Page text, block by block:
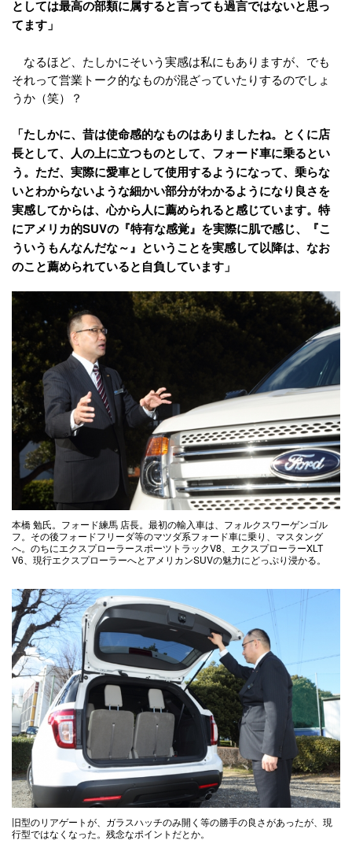
としては最高の部類に属すると言っても過言ではないと思っ
てます」
なるほど、たしかにそいう実感は私にもありますが、でも
それって営業トーク的なものが混ざっていたりするのでしょ
うか（笑）？
「たしかに、昔は使命感的なものはありましたね。とくに店
長として、人の上に立つものとして、フォード車に乗るとい
う。ただ、実際に愛車として使用するようになって、乗らな
いとわからないような細かい部分がわかるようになり良さを
実感してからは、心から人に薦められると感じています。特
にアメリカ的SUVの『特有な感覚』を実際に肌で感じ、『こ
ういうもんなんだな～』ということを実感して以降は、なお
のこと薦められていると自負しています」
本橋 勉氏。フォード練馬 店長。最初の輸入車は、フォルクスワーゲンゴル
フ。その後フォードフリーダ等のマツダ系フォード車に乗り、マスタング
へ。のちにエクスプローラースポーツトラックV8、エクスプローラーXLT
V6、現行エクスプローラーへとアメリカンSUVの魅力にどっぷり浸かる。
旧型のリアゲートが、ガラスハッチのみ開く等の勝手の良さがあったが、現
行型ではなくなった。残念なポイントだとか。